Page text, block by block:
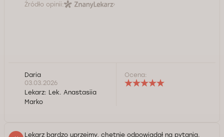
Źródło opinii:
Daria
03.03.2026
Lekarz: Lek. Anastasiia
Marko
Ocena:
Lekarz bardzo uprzejmy, chętnie odpowiadał na pytania.